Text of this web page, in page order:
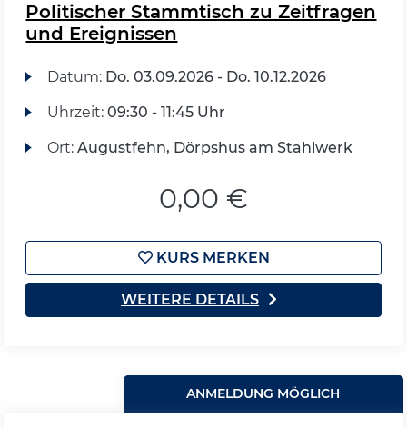
Politischer Stammtisch zu Zeitfragen
und Ereignissen
Datum: Do. 03.09.2026 - Do. 10.12.2026
Uhrzeit: 09:30 - 11:45 Uhr
Ort: Augustfehn, Dörpshus am Stahlwerk
0,00 €
KURS MERKEN
WEITERE DETAILS
ANMELDUNG MÖGLICH